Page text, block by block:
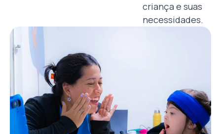
criança e suas
necessidades.